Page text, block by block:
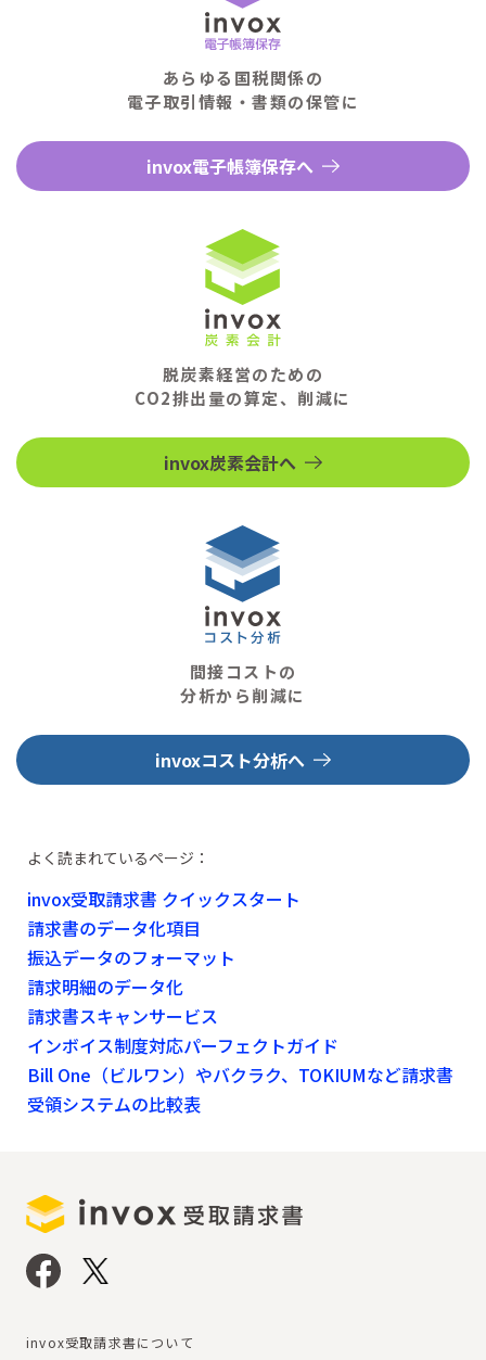
あらゆる国税関係の
電子取引情報・書類の保管に
invox電子帳簿保存へ
脱炭素経営のための
CO2排出量の算定、削減に
invox炭素会計へ
間接コストの
分析から削減に
invoxコスト分析へ
よく読まれているページ：
invox受取請求書 クイックスタート
請求書のデータ化項目
振込データのフォーマット
請求明細のデータ化
請求書スキャンサービス
インボイス制度対応パーフェクトガイド
Bill One（ビルワン）やバクラク、TOKIUMなど請求書
受領システムの比較表
invox受取請求書について